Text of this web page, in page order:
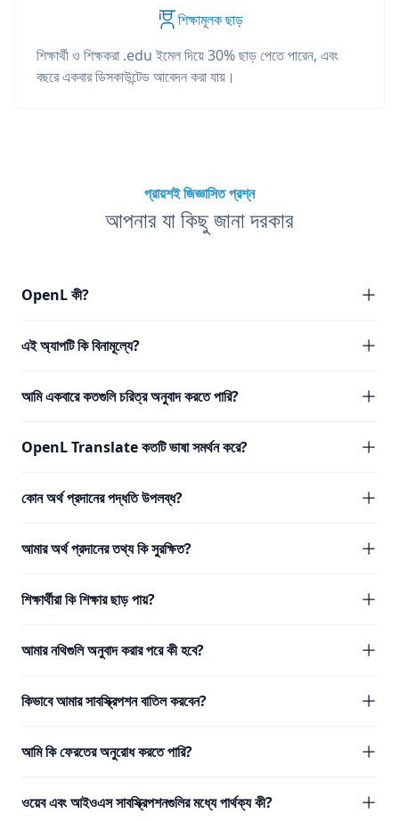
শিক্ষামূলক ছাড়
শিক্ষার্থী ও শিক্ষকরা .edu ইমেল দিয়ে 30% ছাড় পেতে পারেন, এবং
বছরে একবার ডিসকাউন্টেড আবেদন করা যায়।
প্রায়শই জিজ্ঞাসিত প্রশ্ন
আপনার যা কিছু জানা দরকার
OpenL কী?
এই অ্যাপটি কি বিনামূল্যে?
আমি একবারে কতগুলি চরিত্র অনুবাদ করতে পারি?
OpenL Translate কতটি ভাষা সমর্থন করে?
কোন অর্থ প্রদানের পদ্ধতি উপলব্ধ?
আমার অর্থ প্রদানের তথ্য কি সুরক্ষিত?
শিক্ষার্থীরা কি শিক্ষার ছাড় পায়?
আমার নথিগুলি অনুবাদ করার পরে কী হবে?
কিভাবে আমার সাবস্ক্রিপশন বাতিল করবেন?
আমি কি ফেরতের অনুরোধ করতে পারি?
ওয়েব এবং আইওএস সাবস্ক্রিপশনগুলির মধ্যে পার্থক্য কী?